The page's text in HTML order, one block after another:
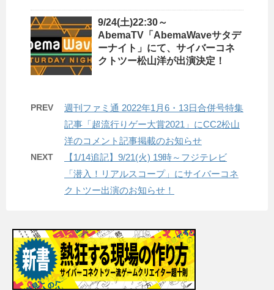
9/24(土)22:30～
AbemaTV「AbemaWaveサタデ
ーナイト」にて、サイバーコネ
クトツー松山洋が出演決定！
PREV
週刊ファミ通 2022年1月6・13日合併号特集
記事「超流行りゲー大賞2021」にCC2松山
洋のコメント記事掲載のお知らせ
NEXT
【1/14追記】9/21(火) 19時～フジテレビ
「潜入！リアルスコープ」にサイバーコネ
クトツー出演のお知らせ！